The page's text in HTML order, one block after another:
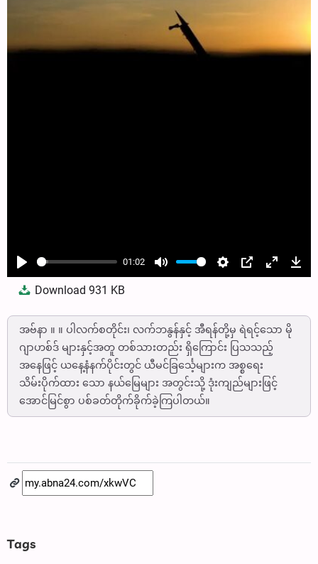
Play
01:02
Mute Settings
PIP Enter
Download931 KB
အဗ်နာ ။ ။ ပါလက်စတိုင်း၊ လက်ဘနွန်နှင့် အီရန်တို့မှ ရဲရင့်သော မို
ဂျာဟစ်ဒ် များနှင့်အတူ တစ်သားတည်း ရှိကြောင်း ပြသသည့်
အနေဖြင့် ယနေ့နံနက်ပိုင်းတွင် ယီမင်ခြင်္သေ့များက အစ္စရေး
သိမ်းပိုက်ထား သော နယ်မြေများ အတွင်းသို့ ဒုံးကျည်များဖြင့်
အောင်မြင်စွာ ပစ်ခတ်တိုက်ခိုက်ခဲ့ကြပါတယ်။
Tags